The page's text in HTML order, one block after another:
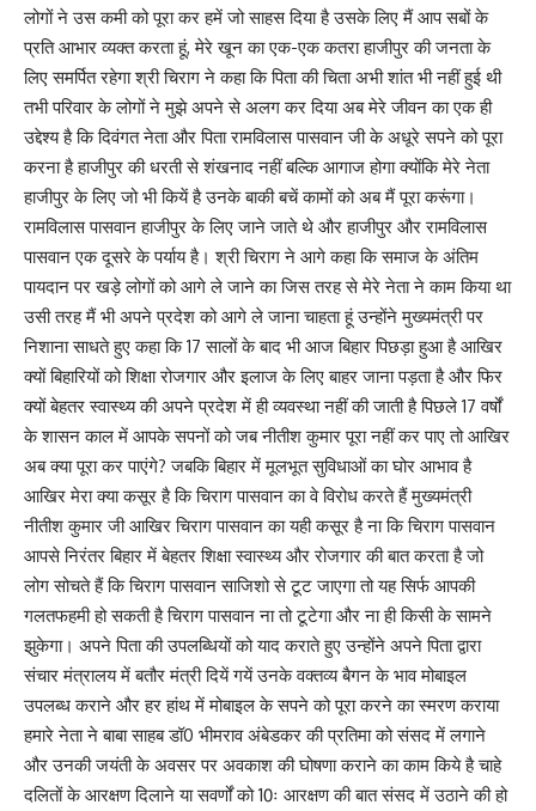
लोगों ने उस कमी को पूरा कर हमें जो साहस दिया है उसके लिए मैं आप सबों के
प्रति आभार व्यक्त करता हूं, मेरे खून का एक-एक कतरा हाजीपुर की जनता के
लिए समर्पित रहेगा श्री चिराग ने कहा कि पिता की चिता अभी शांत भी नहीं हुई थी
तभी परिवार के लोगों ने मुझे अपने से अलग कर दिया अब मेरे जीवन का एक ही
उद्देश्य है कि दिवंगत नेता और पिता रामविलास पासवान जी के अधूरे सपने को पूरा
करना है हाजीपुर की धरती से शंखनाद नहीं बल्कि आगाज होगा क्योंकि मेरे नेता
हाजीपुर के लिए जो भी कियें है उनके बाकी बचें कामों को अब मैं पूरा करूंगा।
रामविलास पासवान हाजीपुर के लिए जाने जाते थे और हाजीपुर और रामविलास
पासवान एक दूसरे के पर्याय है। श्री चिराग ने आगे कहा कि समाज के अंतिम
पायदान पर खड़े लोगों को आगे ले जाने का जिस तरह से मेरे नेता ने काम किया था
उसी तरह मैं भी अपने प्रदेश को आगे ले जाना चाहता हूं उन्होंने मुख्यमंत्री पर
निशाना साधते हुए कहा कि 17 सालों के बाद भी आज बिहार पिछड़ा हुआ है आखिर
क्यों बिहारियों को शिक्षा रोजगार और इलाज के लिए बाहर जाना पड़ता है और फिर
क्यों बेहतर स्वास्थ्य की अपने प्रदेश में ही व्यवस्था नहीं की जाती है पिछले 17 वर्षों
के शासन काल में आपके सपनों को जब नीतीश कुमार पूरा नहीं कर पाए तो आखिर
अब क्या पूरा कर पाएंगे? जबकि बिहार में मूलभूत सुविधाओं का घोर आभाव है
आखिर मेरा क्या कसूर है कि चिराग पासवान का वे विरोध करते हैं मुख्यमंत्री
नीतीश कुमार जी आखिर चिराग पासवान का यही कसूर है ना कि चिराग पासवान
आपसे निरंतर बिहार में बेहतर शिक्षा स्वास्थ्य और रोजगार की बात करता है जो
लोग सोचते हैं कि चिराग पासवान साजिशो से टूट जाएगा तो यह सिर्फ आपकी
गलतफहमी हो सकती है चिराग पासवान ना तो टूटेगा और ना ही किसी के सामने
झुकेगा। अपने पिता की उपलब्धियों को याद कराते हुए उन्होंने अपने पिता द्वारा
संचार मंत्रालय में बतौर मंत्री दियें गयें उनके वक्तव्य बैगन के भाव मोबाइल
उपलब्ध कराने और हर हांथ में मोबाइल के सपने को पूरा करने का स्मरण कराया
हमारे नेता ने बाबा साहब डॉ0 भीमराव अंबेडकर की प्रतिमा को संसद में लगाने
और उनकी जयंती के अवसर पर अवकाश की घोषणा कराने का काम किये है चाहे
दलितों के आरक्षण दिलाने या सवर्णों को 10ः आरक्षण की बात संसद में उठाने की हो